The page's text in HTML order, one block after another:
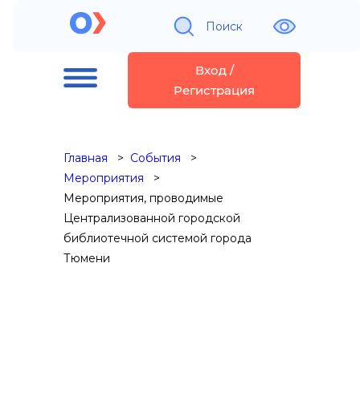
Поиск
Вход /
Регистрация
Главная
События
Мероприятия
Мероприятия, проводимые
Централизованной городской
библиотечной системой города
Тюмени